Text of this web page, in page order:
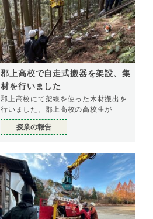
郡上高校で自走式搬器を架設、集
材を行いました
郡上高校にて架線を使った木材搬出を
行いました。郡上高校の高校生が
授業の報告